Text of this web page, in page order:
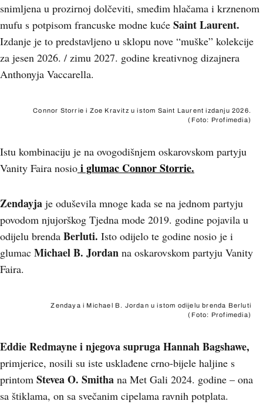
snimljena u prozirnoj dolčeviti, smeđim hlačama i krznenom
mufu s potpisom francuske modne kuće Saint Laurent.
Izdanje je to predstavljeno u sklopu nove “muške” kolekcije
za jesen 2026. / zimu 2027. godine kreativnog dizajnera
Anthonyja Vaccarella.
Connor Storrie i Zoe Kravitz u istom Saint Laurent izdanju 2026.
(Foto: Profimedia)
Istu kombinaciju je na ovogodišnjem oskarovskom partyju
Vanity Faira nosio i glumac Connor Storrie.
Zendayja je oduševila mnoge kada se na jednom partyju
povodom njujorškog Tjedna mode 2019. godine pojavila u
odijelu brenda Berluti. Isto odijelo te godine nosio je i
glumac Michael B. Jordan na oskarovskom partyju Vanity
Faira.
Zendaya i Michael B. Jordan u istom odijelu brenda Berluti
(Foto: Profimedia)
Eddie Redmayne i njegova supruga Hannah Bagshawe,
primjerice, nosili su iste usklađene crno-bijele haljine s
printom Stevea O. Smitha na Met Gali 2024. godine – ona
sa štiklama, on sa svečanim cipelama ravnih potplata.